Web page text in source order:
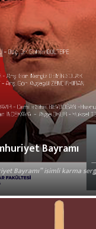
Bayramı
Bayramı” isimli karma